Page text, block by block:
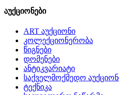
აუქციონები
ART აუქციონი
კოლექციონერობა
წიგნები
დომენები
ანტიკვარიატი
საქველმოქმედო
ტექნიკა